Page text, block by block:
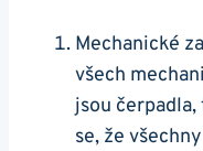
Mechanické
všech
jsou
se, že